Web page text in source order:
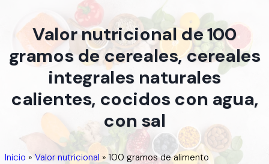
Valor nutricional de 100
gramos de cereales, cereales
integrales naturales
calientes, cocidos con agua,
con sal
Inicio »Valor nutricional » 100 gramos de alimento